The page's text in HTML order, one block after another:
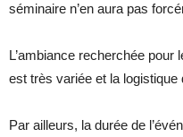
séminaire n’en aura pas
L’ambiance recherchée pour
est très variée et la logistique
Par ailleurs, la durée de